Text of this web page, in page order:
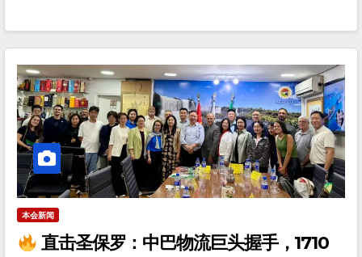
本会新闻
直击圣保罗：中巴物流巨头握手，1710